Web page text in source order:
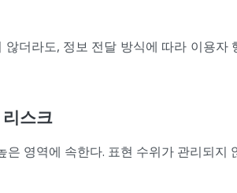
더라도, 정보 전달 방식에 따라 이용
스크
영역에 속한다. 표현 수위가 관리되